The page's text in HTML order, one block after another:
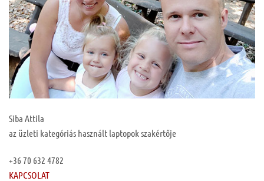
Siba Attila
az üzleti kategóriás használt laptopok szakértője
+36 70 632 4782
KAPCSOLAT